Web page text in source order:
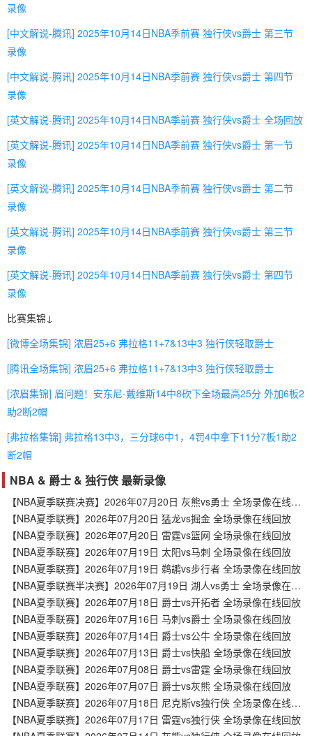
录像
[中文解说-腾讯] 2025年10月14日NBA季前赛 独行侠vs爵士 第三节
录像
[中文解说-腾讯] 2025年10月14日NBA季前赛 独行侠vs爵士 第四节
录像
[英文解说-腾讯] 2025年10月14日NBA季前赛 独行侠vs爵士 全场回放
[英文解说-腾讯] 2025年10月14日NBA季前赛 独行侠vs爵士 第一节
录像
[英文解说-腾讯] 2025年10月14日NBA季前赛 独行侠vs爵士 第二节
录像
[英文解说-腾讯] 2025年10月14日NBA季前赛 独行侠vs爵士 第三节
录像
[英文解说-腾讯] 2025年10月14日NBA季前赛 独行侠vs爵士 第四节
录像
比赛集锦↓
[微博全场集锦] 浓眉25+6 弗拉格11+7&13中3 独行侠轻取爵士
[腾讯全场集锦] 浓眉25+6 弗拉格11+7&13中3 独行侠轻取爵士
[浓眉集锦] 眉问题！安东尼-戴维斯14中8砍下全场最高25分 外加6板2
助2断2帽
[弗拉格集锦] 弗拉格13中3，三分球6中1，4罚4中拿下11分7板1助2
断2帽
NBA & 爵士 & 独行侠 最新录像
【NBA夏季联赛决赛】2026年07月20日 灰熊vs勇士 全场录像在线回放
【NBA夏季联赛】2026年07月20日 猛龙vs掘金 全场录像在线回放
【NBA夏季联赛】2026年07月20日 雷霆vs篮网 全场录像在线回放
【NBA夏季联赛】2026年07月19日 太阳vs马刺 全场录像在线回放
【NBA夏季联赛】2026年07月19日 鹈鹕vs步行者 全场录像在线回放
【NBA夏季联赛半决赛】2026年07月19日 湖人vs勇士 全场录像在线回放
【NBA夏季联赛】2026年07月18日 爵士vs开拓者 全场录像在线回放
【NBA夏季联赛】2026年07月16日 马刺vs爵士 全场录像在线回放
【NBA夏季联赛】2026年07月14日 爵士vs公牛 全场录像在线回放
【NBA夏季联赛】2026年07月13日 爵士vs快船 全场录像在线回放
【NBA夏季联赛】2026年07月08日 爵士vs雷霆 全场录像在线回放
【NBA夏季联赛】2026年07月07日 爵士vs灰熊 全场录像在线回放
【NBA夏季联赛】2026年07月18日 尼克斯vs独行侠 全场录像在线回放
【NBA夏季联赛】2026年07月17日 雷霆vs独行侠 全场录像在线回放